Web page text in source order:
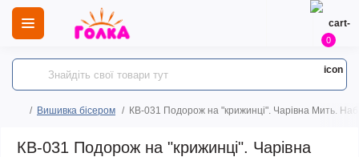
0
Вишивка бісером КВ-031 Подорож на "крижинці". Чарівна Мить.
КВ-031 Подорож на "крижинці". Чарівна